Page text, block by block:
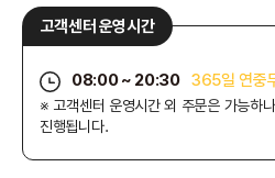
고객센터 운영시간
08:00 ~ 20:30 365일 연중
※ 고객센터 운영시간 외 주문은 가능하
진행됩니다.